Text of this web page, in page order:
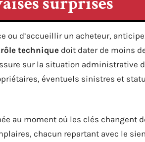
ou d’accueillir un acheteur,
technique doit dater de moins
sur la situation administrative
éventuels sinistres et
au moment où les clés changent
chacun repartant avec le